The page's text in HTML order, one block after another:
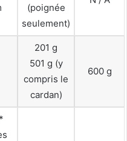
(poignée
seulement)
201 g
501 g (y
compris le
cardan)
600 g